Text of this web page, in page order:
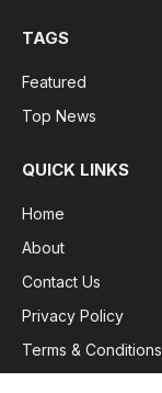
TAGS
Featured
Top News
QUICK LINKS
Home
About
Contact Us
Privacy Policy
Terms & Conditions